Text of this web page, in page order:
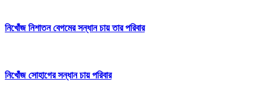
নিখোঁজ নিশাতন বেগমের সন্ধান চায় তার পরিবার
নিখোঁজ সোহাগের সন্ধান চায় পরিবার